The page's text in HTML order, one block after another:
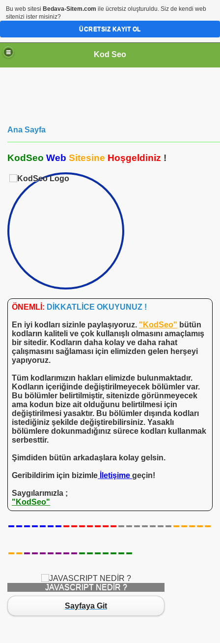
Kod Seo
Ana Sayfa
KodSeo Web Sitesine Hoşgeldiniz !
ÖNEMLİ: DİKKATLİCE OKUYUNUZ !
En iyi kodları sizinle paylaşıyoruz. "KodSeo" bütün
kodların kaliteli ve çok kullanışlı olmasını amaçlamış
bir sitedir. Kodların daha kolay ve daha rahat
çalışmasını sağlaması için elimizden gelen herşeyi
yapıyoruz.
Tüm kodlarımızın hakları elimizde bulunmaktadır.
Kodların içeriğinde değiştirilmeyecek bölümler var.
Bu bölümler belirtilmiştir, sitenizde görünmeyecek
ama kodun bize ait olduğunu belirtilmesi için
değiştirilmesi yasaktır. Bu bölümler dışında kodları
istediğiniz şekilde değiştirebilirsiniz. Yasaklı
bölümlere dokunmadığınız sürece kodları kullanmak
serbesttir.
Şimdiden bütün arkadaşlara kolay gelsin.
Geribildirim için bizimle İletişime geçin!
Saygılarımızla ;
"KodSeo"
--------------------------
----------------
JAVASCRIPT NEDİR ?
Sayfaya Git
Bu web sitesi Bedava-Sitem.com ile ücretsiz oluşturuldu. Siz de kendi web
sitenizi ister misiniz?
ÜCRETSIZ KAYIT OL